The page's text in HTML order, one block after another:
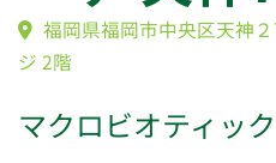
福岡県福岡市中央区天
マクロビオティック